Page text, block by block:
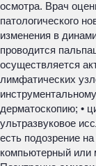
осмотра. Врач
патологического
изменения в
проводится
осуществляется
лимфатических
дерматоскопию; •
ультразвуковое
есть подозрение
компьютерный или